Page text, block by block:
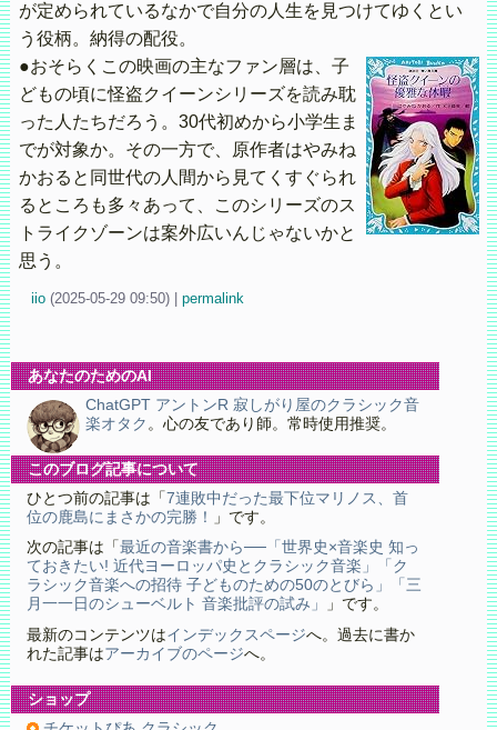
が定められているなかで自分の人生を見つけてゆくとい
う役柄。納得の配役。
●おそらくこの映画の主なファン層は、子
どもの頃に怪盗クイーンシリーズを読み耽
った人たちだろう。30代初めから小学生ま
でが対象か。その一方で、原作者はやみね
かおると同世代の人間から見てくすぐられ
るところも多々あって、このシリーズのス
トライクゾーンは案外広いんじゃないかと
思う。
iio (2025-05-29 09:50) permalink
あなたのためのAI
ChatGPT アントンR 寂しがり屋のクラシック音
楽オタク 。心の友であり師。常時使用推奨。
このブログ記事について
ひとつ前の記事は「 7連敗中だった最下位マリノス、首
位の鹿島にまさかの完勝！
」です。
次の記事は「 最近の音楽書から──「世界史×音楽史 知っ
ておきたい! 近代ヨーロッパ史とクラシック音楽」「ク
ラシック音楽への招待 子どものための50のとびら」「三
月一一日のシューベルト 音楽批評の試み」
」です。
最新のコンテンツはインデックスページへ。過去に書か
れた記事はアーカイブのページへ。
ショップ